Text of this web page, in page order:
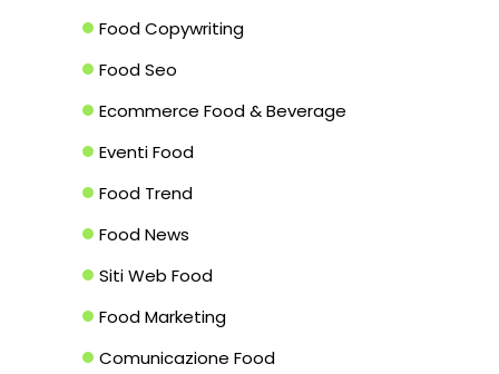
Food Copywriting
Food Seo
Ecommerce Food & Beverage
Eventi Food
Food Trend
Food News
Siti Web Food
Food Marketing
Comunicazione Food